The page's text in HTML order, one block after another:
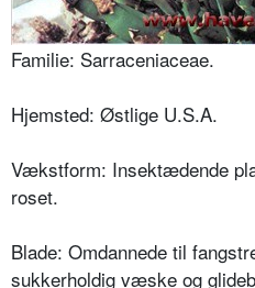
Familie: Sarraceniaceae.
Hjemsted: Østlige U.S.A.
Vækstform: Insektædende
roset.
Blade: Omdannede til
sukkerholdig væske og